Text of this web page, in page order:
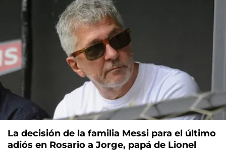
La decisión de la familia Messi para el último
adiós en Rosario a Jorge, papá de Lionel